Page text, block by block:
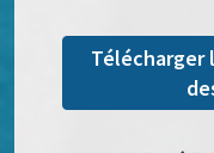
Télécharger